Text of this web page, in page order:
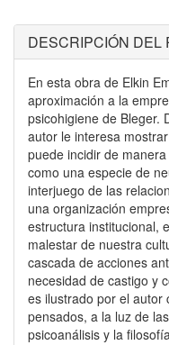
DESCRIPCIÓN DEL
En esta obra de Elkin
aproximación a la
psicohigiene de Bleger.
autor le interesa
puede incidir de
como una especie de
interjuego de las
una organización
estructura institucional,
malestar de nuestra
cascada de acciones
necesidad de castigo y
es ilustrado por el autor
pensados, a la luz de
psicoanálisis y la